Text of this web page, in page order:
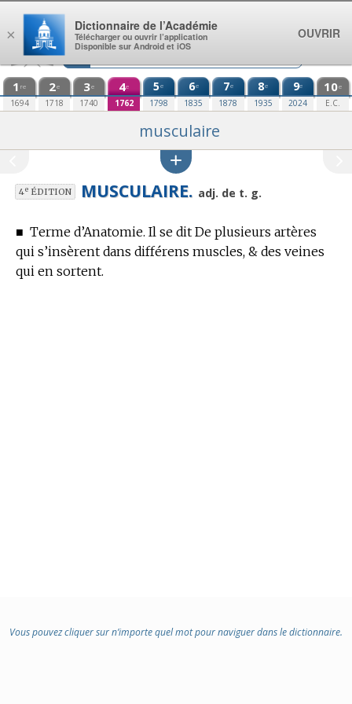
Aller au contenu
1 re
1694
2e
1718
3e
1740
4e
1762
5e
1798
6e
1835
7e
1878
8e
1935
9e
2024
10e
E.C.
musculaire
4eÉDITION MUSCULAIRE. adj. de t. g.
■ Terme d’Anatomie. Il se dit De plusieurs artères
qui s’insèrent dans différens muscles, & des veines
qui en sortent.
Vous pouvez cliquer sur n’importe quel mot pour naviguer dans le dictionnaire.
×
Dictionnaire de l’Académie
Télécharger ou ouvrir l’application
Disponible sur Android et iOS
OUVRIR